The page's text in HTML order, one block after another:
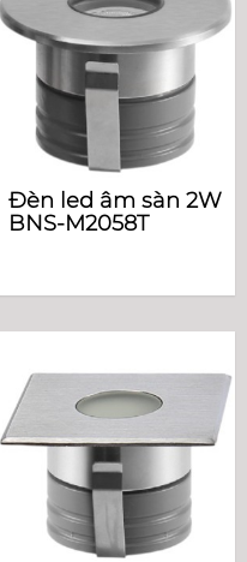
Đèn led âm sàn 2W
BNS-M2058T